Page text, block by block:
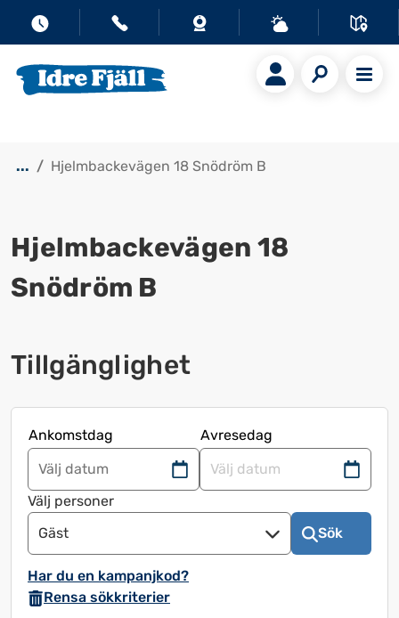
... Hjelmbackevägen 18 Snödröm B
Hjelmbackevägen 18
Snödröm B
Tillgänglighet
Ankomstdag
Avresedag
Navigera
framåt
för
att
kalendern
och
Navigera
Välj personer
Gäst
Sök
Har du en kampanjkod?
Rensa sökkriterier